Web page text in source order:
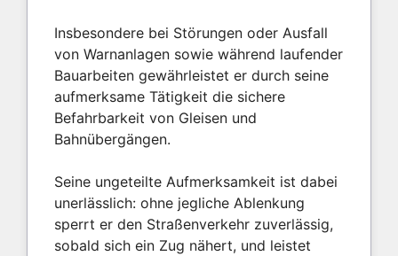
Insbesondere bei Störungen oder Ausfall
von Warnanlagen sowie während laufender
Bauarbeiten gewährleistet er durch seine
aufmerksame Tätigkeit die sichere
Befahrbarkeit von Gleisen und
Bahnübergängen.
Seine ungeteilte Aufmerksamkeit ist dabei
unerlässlich: ohne jegliche Ablenkung
sperrt er den Straßenverkehr zuverlässig,
sobald sich ein Zug nähert, und leistet